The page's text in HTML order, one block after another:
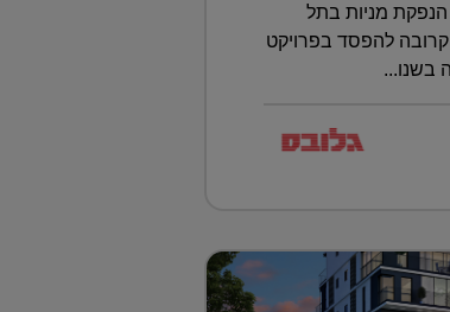
מניות בתל
להפסד בפרויקט
בשנו...